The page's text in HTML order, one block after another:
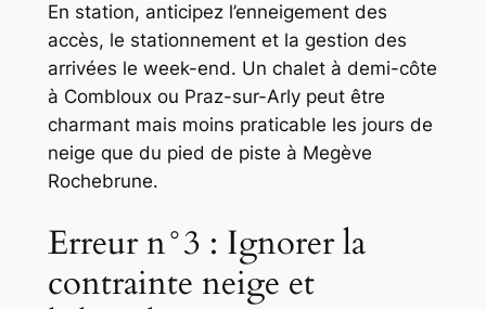
En station, anticipez l’enneigement des
accès, le stationnement et la gestion des
arrivées le week-end. Un chalet à demi-côte
à Combloux ou Praz-sur-Arly peut être
charmant mais moins praticable les jours de
neige que du pied de piste à Megève
Rochebrune.
Erreur n°3 : Ignorer la
contrainte neige et